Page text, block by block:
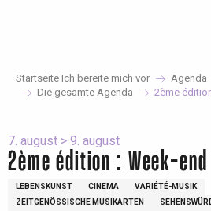
Startseite Ich bereite mich vor Agenda
Die gesamte Agenda
2ème
7. august > 9. august
2ème édition : Week-
LEBENSKUNST CINEMA
VARIÉTÉ-MUSIK
ZEITGENÖSSISCHE MUSIKARTEN